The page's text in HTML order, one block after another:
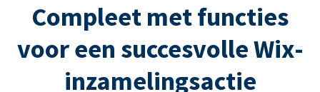
Compleet met functies
voor een succesvolle Wix-
inzamelingsactie